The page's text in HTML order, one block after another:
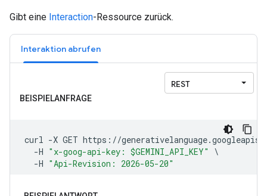
Gibt eine Interaction-Ressource zurück.
Interaktion abrufen